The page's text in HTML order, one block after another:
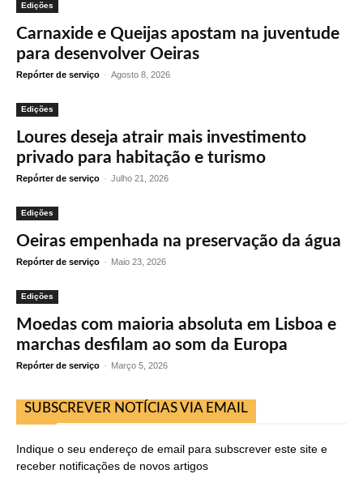
Edições
Carnaxide e Queijas apostam na juventude
para desenvolver Oeiras
Repórter de serviço - Agosto 8, 2026
Edições
Loures deseja atrair mais investimento
privado para habitação e turismo
Repórter de serviço - Julho 21, 2026
Edições
Oeiras empenhada na preservação da água
Repórter de serviço - Maio 23, 2026
Edições
Moedas com maioria absoluta em Lisboa e
marchas desfilam ao som da Europa
Repórter de serviço - Março 5, 2026
SUBSCREVER NOTÍCIAS VIA EMAIL
Indique o seu endereço de email para subscrever este site e
receber notificações de novos artigos